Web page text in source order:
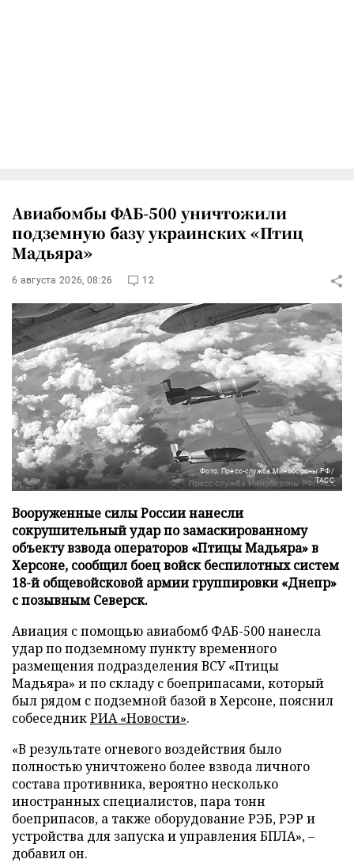
Авиабомбы ФАБ-500 уничтожили
подземную базу украинских «Птиц
Мадьяра»
6 августа 2026, 08:26 12
Фото: Пресс-служба Минобороны РФ/
ТАСС
Вооруженные силы России нанесли
сокрушительный удар по замаскированному
объекту взвода операторов «Птицы Мадьяра» в
Херсоне, сообщил боец войск беспилотных систем
18-й общевойсковой армии группировки «Днепр»
с позывным Северск.
Авиация с помощью авиабомб ФАБ-500 нанесла
удар по подземному пункту временного
размещения подразделения ВСУ «Птицы
Мадьяра» и по складу с боеприпасами, который
был рядом с подземной базой в Херсоне, пояснил
собеседникРИА «Новости».
«В результате огневого воздействия было
полностью уничтожено более взвода личного
состава противника, вероятно несколько
иностранных специалистов, пара тонн
боеприпасов, а также оборудование РЭБ, РЭР и
устройства для запуска и управления БПЛА», –
добавил он.